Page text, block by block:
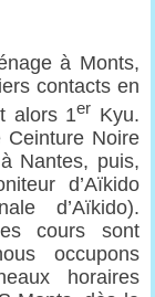
à Monts,
contacts en
alors 1er Kyu.
Noire
Nantes, puis,
d’Aïkido
d’Aïkido).
cours sont
occupons
horaires